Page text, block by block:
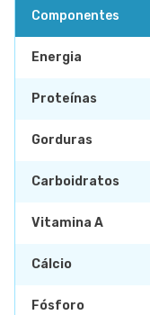
Componentes
Energia
Proteínas
Gorduras
Carboidratos
Vitamina A
Cálcio
Fósforo